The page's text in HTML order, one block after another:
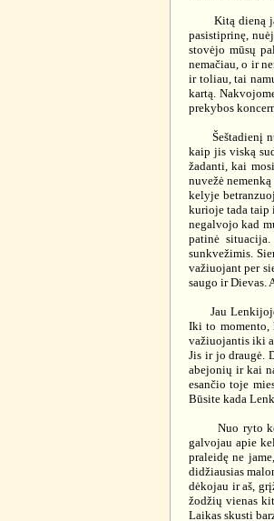
Kitą dieną jau
pasistiprinę,
stovėjo mūsų
nemačiau, o ir
ir toliau, tai
kartą.
prekybos
Šeštadienį
kaip jis viską
žadanti, kai
nuvežė
kelyje
kurioje tada taip
negalvojo kad
patinė
sunkvežimis.
važiuojant per
saugo ir Dievas.
Jau Lenkijoje,
Iki to momento,
važiuojantis iki
Jis ir jo draugė.
abejonių ir kai
esančio toje
Būsite kada
Nuo ryto
galvojau apie
praleidę ne
didžiausias
dėkojau ir aš,
žodžių vienas
Laikas skusti